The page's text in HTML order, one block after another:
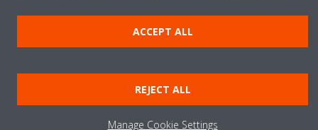
ACCEPT ALL
REJECT ALL
Manage Cookie Settings